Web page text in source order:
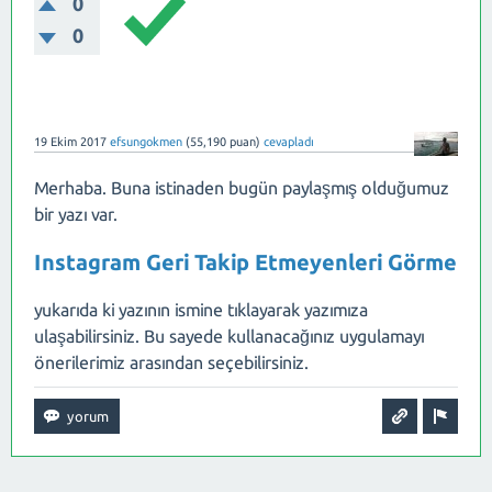
0
19 Ekim 2017 efsungokmen (55,190 puan) cevapladı
Merhaba. Buna istinaden bugün paylaşmış olduğumuz
bir yazı var.
Instagram Geri Takip Etmeyenleri Görme
yukarıda ki yazının ismine tıklayarak yazımıza
ulaşabilirsiniz. Bu sayede kullanacağınız uygulamayı
önerilerimiz arasından seçebilirsiniz.